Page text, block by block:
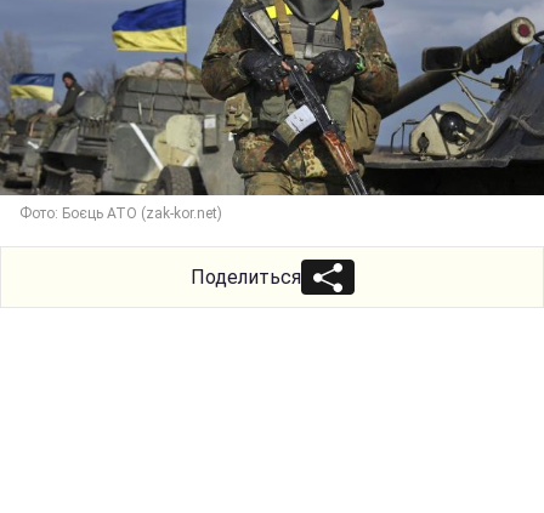
Фото: Боєць АТО (zak-kor.net)
Поделиться